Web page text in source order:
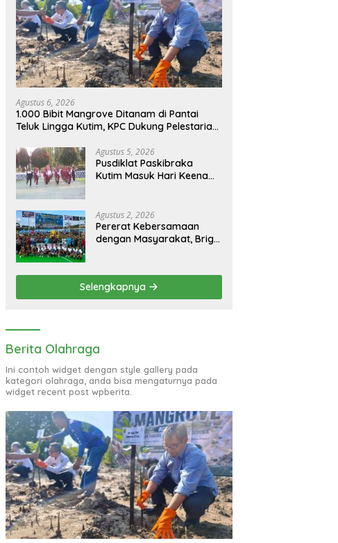
Agustus 6, 2026
1.000 Bibit Mangrove Ditanam di Pantai
Teluk Lingga Kutim, KPC Dukung Pelestarian
Agustus 5, 2026
Pusdiklat Paskibraka
Kutim Masuk Hari Keenam,
Agustus 2, 2026
Pererat Kebersamaan
dengan Masyarakat, Brigif
Danbrigif Cup I
Selengkapnya
Berita Olahraga
Ini contoh widget dengan style gallery pada
kategori olahraga, anda bisa mengaturnya pada
widget recent post wpberita.